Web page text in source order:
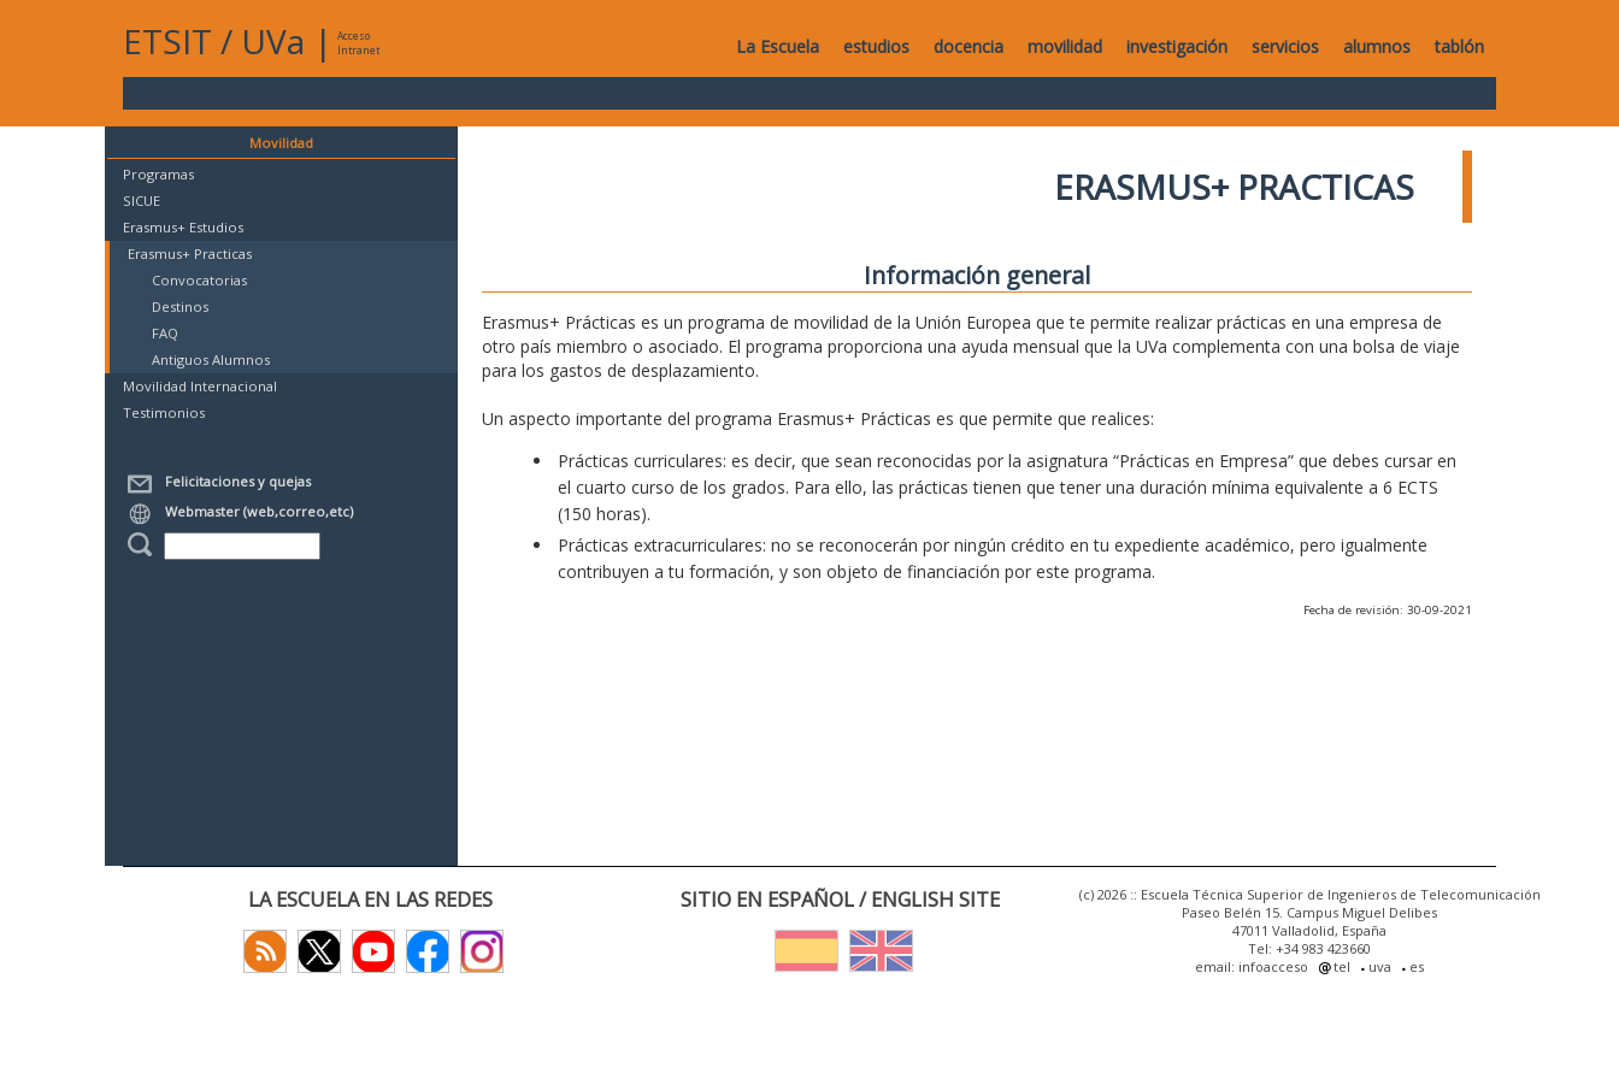
ETSIT / UVa |
Acceso
Intranet
La Escuela estudios docencia movilidad investigación servicios alumnos tablón
Movilidad
Programas
SICUE
Erasmus+ Estudios
Erasmus+ Practicas
Convocatorias
Destinos
FAQ
Antiguos Alumnos
Movilidad Internacional
Testimonios
Felicitaciones y quejas
Webmaster (web,correo,etc)
ERASMUS+ PRACTICAS
Información general
Erasmus+ Prácticas es un programa de movilidad de la Unión Europea que te permite realizar prácticas en una empresa de
otro país miembro o asociado. El programa proporciona una ayuda mensual que la UVa complementa con una bolsa de viaje
para los gastos de desplazamiento.
Un aspecto importante del programa Erasmus+ Prácticas es que permite que realices:
Prácticas curriculares: es decir, que sean reconocidas por la asignatura “Prácticas en Empresa” que debes cursar en
el cuarto curso de los grados. Para ello, las prácticas tienen que tener una duración mínima equivalente a 6 ECTS
(150 horas).
Prácticas extracurriculares: no se reconocerán por ningún crédito en tu expediente académico, pero igualmente
contribuyen a tu formación, y son objeto de financiación por este programa.
Fecha de revisión: 30-09-2021
LA ESCUELA EN LAS REDES SITIO EN ESPAÑOL / ENGLISH SITE
(c) 2026 :: Escuela Técnica Superior de Ingenieros de Telecomunicación
Paseo Belén 15. Campus Miguel Delibes
47011 Valladolid, España
Tel: +34 983 423660
email: infoacceso
tel uva es